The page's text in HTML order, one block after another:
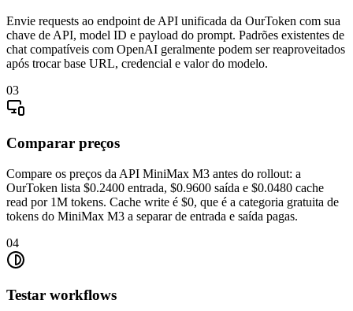
Envie requests ao endpoint de API unificada da OurToken com sua
chave de API, model ID e payload do prompt. Padrões existentes de
chat compatíveis com OpenAI geralmente podem ser reaproveitados
após trocar base URL, credencial e valor do modelo.
03
Comparar preços
Compare os preços da API MiniMax M3 antes do rollout: a
OurToken lista $0.2400 entrada, $0.9600 saída e $0.0480 cache
read por 1M tokens. Cache write é $0, que é a categoria gratuita de
tokens do MiniMax M3 a separar de entrada e saída pagas.
04
Testar workflows